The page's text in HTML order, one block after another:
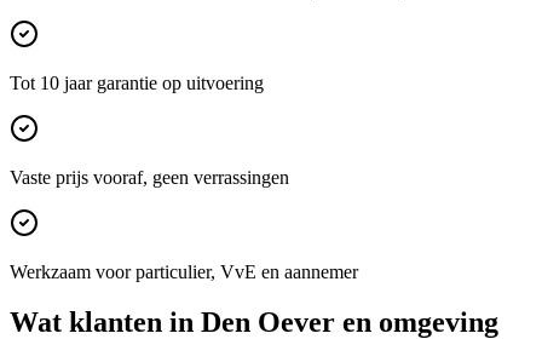
Tot 10 jaar garantie op uitvoering
Vaste prijs vooraf, geen verrassingen
Werkzaam voor particulier, VvE en aannemer
Wat klanten in Den Oever en omgeving